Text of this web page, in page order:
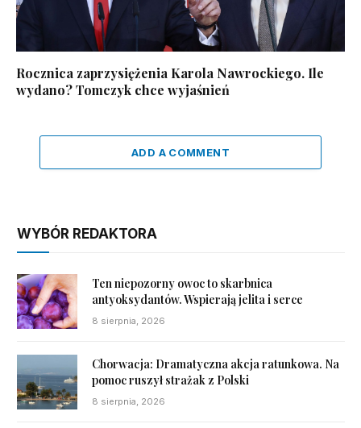
Rocznica zaprzysiężenia Karola Nawrockiego. Ile
wydano? Tomczyk chce wyjaśnień
ADD A COMMENT
WYBÓR REDAKTORA
Ten niepozorny owoc to skarbnica
antyoksydantów. Wspierają jelita i serce
8 sierpnia, 2026
Chorwacja: Dramatyczna akcja ratunkowa. Na
pomoc ruszył strażak z Polski
8 sierpnia, 2026